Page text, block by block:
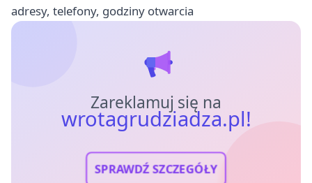
adresy, telefony, godziny otwarcia
Zareklamuj się na
wrotagrudziadza.pl!
SPRAWDŹ SZCZEGÓŁY